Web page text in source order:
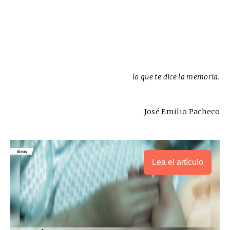
lo que te dice la memoria.
José Emilio Pacheco
Lea el artículo